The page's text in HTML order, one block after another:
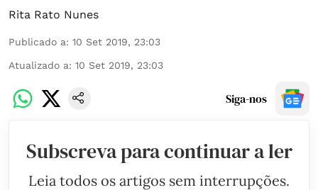
Rita Rato Nunes
Publicado a: 10 Set 2019, 23:03
Atualizado a: 10 Set 2019, 23:03
Siga-nos
Subscreva para continuar a ler
Leia todos os artigos sem interrupções.